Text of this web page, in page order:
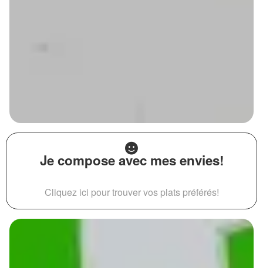
Je compose avec mes envies!
Cliquez ici pour trouver vos plats préférés!